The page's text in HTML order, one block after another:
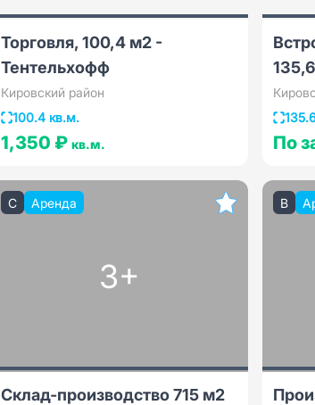
Торговля, 100,4 м2 -
Тентельхофф
Кировский район
100.4 кв.м.
1,350 ₽кв.м. По
C Аренда
3+
Склад-производство 715 м2
B